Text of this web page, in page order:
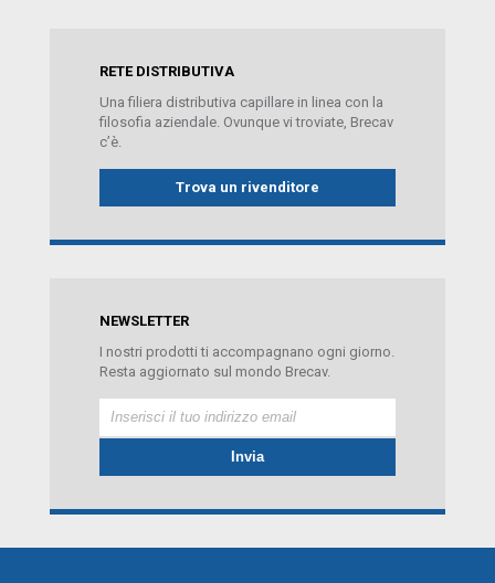
RETE DISTRIBUTIVA
Una filiera distributiva capillare in linea con la
filosofia aziendale. Ovunque vi troviate, Brecav
c’è.
Trova un rivenditore
NEWSLETTER
I nostri prodotti ti accompagnano ogni giorno.
Resta aggiornato sul mondo Brecav.